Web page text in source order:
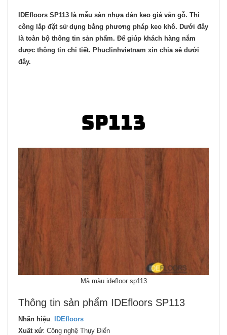
IDEfloors SP113 là mẫu sàn nhựa dán keo giá vân gỗ. Thi
công lắp đặt sử dụng bằng phương pháp keo khô. Dưới đây
là toàn bộ thông tin sản phẩm. Để giúp khách hàng nắm
được thông tin chi tiết. Phuclinhvietnam xin chia sẻ dưới
đây.
Mã màu idefloor sp113
Thông tin sản phẩm IDEfloors SP113
Nhãn hiệu: IDEfloors
Xuất xứ: Công nghệ Thụy Điển